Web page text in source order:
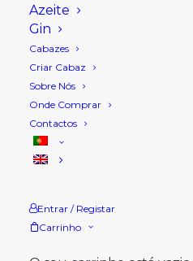
Azeite
Gin
Cabazes
Criar Cabaz
Sobre Nós
Onde Comprar
Contactos
Entrar / Registar
Carrinho